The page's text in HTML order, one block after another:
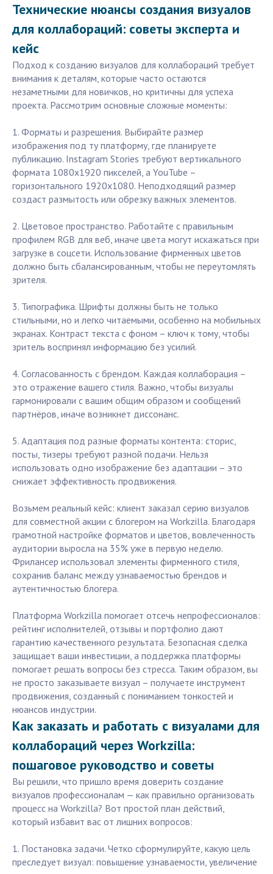
Технические нюансы создания визуалов
для коллабораций: советы эксперта и
кейс
Подход к созданию визуалов для коллабораций требует
внимания к деталям, которые часто остаются
незаметными для новичков, но критичны для успеха
проекта. Рассмотрим основные сложные моменты:
1. Форматы и разрешения. Выбирайте размер
изображения под ту платформу, где планируете
публикацию. Instagram Stories требуют вертикального
формата 1080х1920 пикселей, а YouTube –
горизонтального 1920х1080. Неподходящий размер
создаст размытость или обрезку важных элементов.
2. Цветовое пространство. Работайте с правильным
профилем RGB для веб, иначе цвета могут искажаться при
загрузке в соцсети. Использование фирменных цветов
должно быть сбалансированным, чтобы не переутомлять
зрителя.
3. Типографика. Шрифты должны быть не только
стильными, но и легко читаемыми, особенно на мобильных
экранах. Контраст текста с фоном – ключ к тому, чтобы
зритель воспринял информацию без усилий.
4. Согласованность с брендом. Каждая коллаборация –
это отражение вашего стиля. Важно, чтобы визуалы
гармонировали с вашим общим образом и сообщений
партнёров, иначе возникнет диссонанс.
5. Адаптация под разные форматы контента: сторис,
посты, тизеры требуют разной подачи. Нельзя
использовать одно изображение без адаптации – это
снижает эффективность продвижения.
Возьмем реальный кейс: клиент заказал серию визуалов
для совместной акции с блогером на Workzilla. Благодаря
грамотной настройке форматов и цветов, вовлеченность
аудитории выросла на 35% уже в первую неделю.
Фрилансер использовал элементы фирменного стиля,
сохранив баланс между узнаваемостью брендов и
аутентичностью блогера.
Платформа Workzilla помогает отсечь непрофессионалов:
рейтинг исполнителей, отзывы и портфолио дают
гарантию качественного результата. Безопасная сделка
защищает ваши инвестиции, а поддержка платформы
помогает решать вопросы без стресса. Таким образом, вы
не просто заказываете визуал – получаете инструмент
продвижения, созданный с пониманием тонкостей и
нюансов индустрии.
Как заказать и работать с визуалами для
коллабораций через Workzilla:
пошаговое руководство и советы
Вы решили, что пришло время доверить создание
визуалов профессионалам — как правильно организовать
процесс на Workzilla? Вот простой план действий,
который избавит вас от лишних вопросов:
1. Постановка задачи. Четко сформулируйте, какую цель
преследует визуал: повышение узнаваемости, увеличение